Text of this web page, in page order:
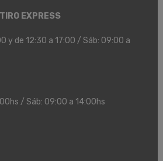
EXPRESS
y de 12:30 a 17:00 / Sáb: 09:00 a
/ Sáb: 09:00 a 14:00hs